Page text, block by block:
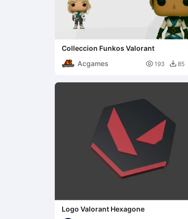
Colleccion Funkos Valorant
Acgames
 193  85
Logo Valorant Hexagone